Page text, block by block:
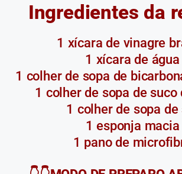
Ingredientes da
1 xícara de vinagre
1 xícara de água
1 colher de sopa de
1 colher de sopa de suco
1 colher de sopa de
1 esponja macia
1 pano de